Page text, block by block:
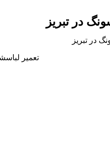
در تبریز
در تبریز